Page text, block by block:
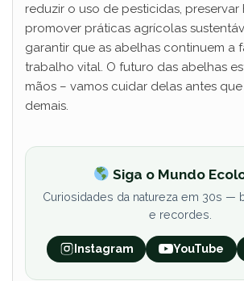
reduzir o uso de pesticidas, preservar
promover práticas agrícolas
garantir que as abelhas continuem a
trabalho vital. O futuro das abelhas
mãos – vamos cuidar delas antes
demais.
Siga o Mundo
Curiosidades da natureza em 30s —
e recordes.
Instagram YouTube